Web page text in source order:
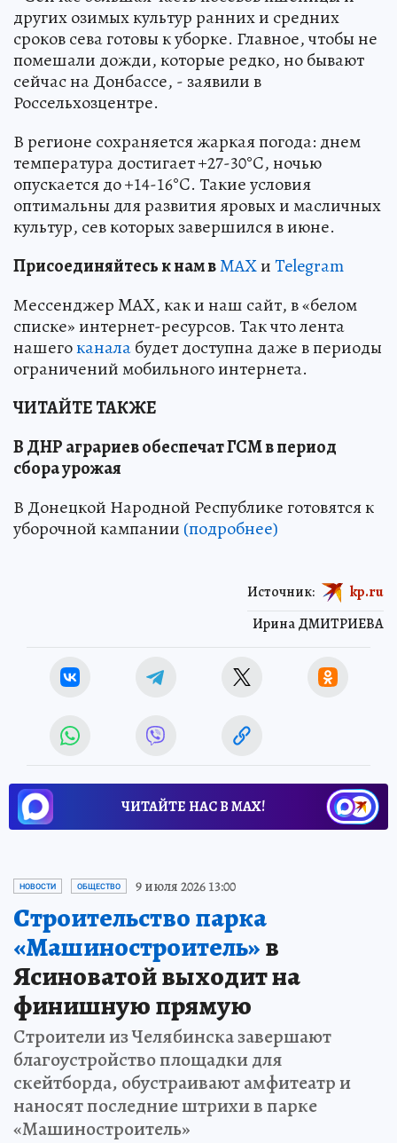
других озимых культур ранних и средних
сроков сева готовы к уборке. Главное, чтобы не
помешали дожди, которые редко, но бывают
сейчас на Донбассе, - заявили в
Россельхозцентре.
В регионе сохраняется жаркая погода: днем
температура достигает +27-30°C, ночью
опускается до +14-16°C. Такие условия
оптимальны для развития яровых и масличных
культур, сев которых завершился в июне.
Присоединяйтесь к нам вMAXиTelegram
Мессенджер MAX, как и наш сайт, в «белом
списке» интернет-ресурсов. Так что лента
нашегоканалабудет доступна даже в периоды
ограничений мобильного интернета.
ЧИТАЙТЕ ТАКЖЕ
В ДНР аграриев обеспечат ГСМ в период
сбора урожая
В Донецкой Народной Республике готовятся к
уборочной кампании (подробнее)
Ирина ДМИТРИЕВА
Источник: kp.ru
ЧИТАЙТЕ НАС В МАХ!
НОВОСТИ ОБЩЕСТВО 9 июля 2026 13:00
Строительство парка
«Машиностроитель»в
Ясиноватой выходит на
финишную прямую
Строители из Челябинска завершают
благоустройство площадки для
скейтборда, обустраивают амфитеатр и
наносят последние штрихи в парке
«Машиностроитель»